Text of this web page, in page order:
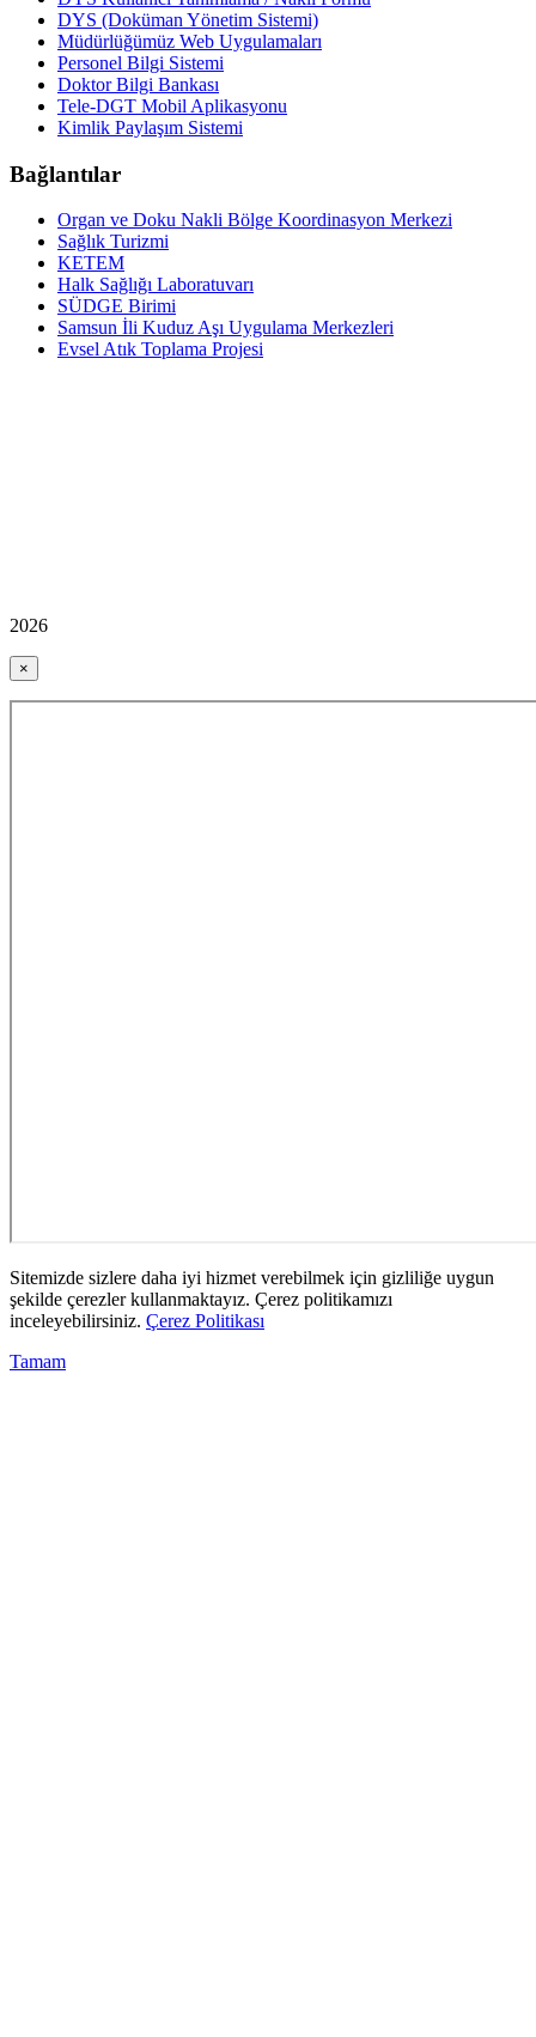
DYS (Doküman Yönetim Sistemi)
Müdürlüğümüz Web Uygulamaları
Personel Bilgi Sistemi
Doktor Bilgi Bankası
Tele-DGT Mobil Aplikasyonu
Kimlik Paylaşım Sistemi
Bağlantılar
Organ ve Doku Nakli Bölge Koordinasyon Merkezi
Sağlık Turizmi
KETEM
Halk Sağlığı Laboratuvarı
SÜDGE Birimi
Samsun İli Kuduz Aşı Uygulama Merkezleri
Evsel Atık Toplama Projesi
2026
×
Sitemizde sizlere daha iyi hizmet verebilmek için gizliliğe uygun
şekilde çerezler kullanmaktayız. Çerez politikamızı
inceleyebilirsiniz. Çerez Politikası
Tamam